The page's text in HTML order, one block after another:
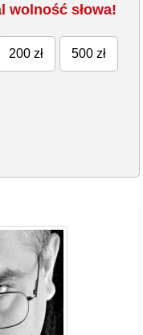
wolność słowa!
200 zł 500 zł